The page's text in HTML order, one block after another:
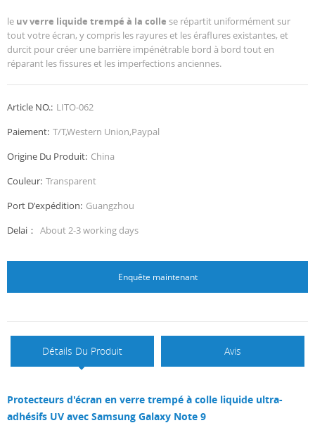
le uv verre liquide trempé à la colle se répartit uniformément sur
tout votre écran, y compris les rayures et les éraflures existantes, et
durcit pour créer une barrière impénétrable bord à bord tout en
réparant les fissures et les imperfections anciennes.
Article NO.: LITO-062
Paiement: T/T,Western Union,Paypal
Origine Du Produit: China
Couleur: Transparent
Port D'expédition: Guangzhou
Delai： About 2-3 working days
Enquête maintenant
Détails Du Produit Avis
Protecteurs d'écran en verre trempé à colle liquide ultra-
adhésifs UV avec Samsung Galaxy Note 9